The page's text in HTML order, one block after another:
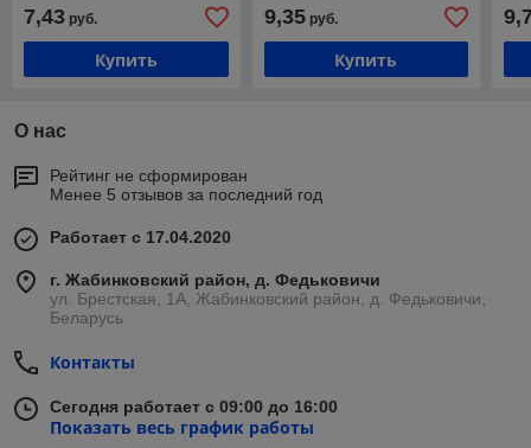
7,43 руб.
Купить
9,35руб.
Купить
О нас
Рейтинг не сформирован
Менее 5 отзывов за последний год
Работает с 17.04.2020
г. Жабинковский район, д. Федьковичи
ул. Брестская, 1А, Жабинковский район, д. Федьковичи,
Беларусь
Контакты
Сегодня работает с 09:00 до 16:00
Показать весь график работы